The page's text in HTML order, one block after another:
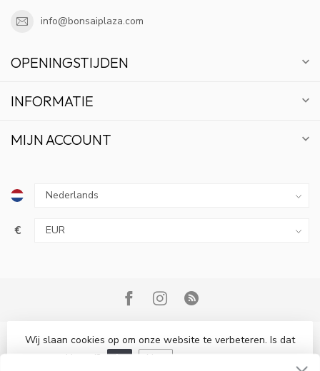
info@bonsaiplaza.com
OPENINGSTIJDEN
INFORMATIE
MIJN ACCOUNT
€
© Copyright 2026 Bonsai Plaza
Wij slaan cookies op om onze website te verbeteren. Is dat
akkoord?
Ja Nee
ABONNEER OP ONZE NIEUWSBRIEF EN BLIJF OP
DE HOOGTE VAN ACTIES EN NIEUWS.